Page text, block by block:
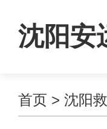
沈阳安
首页 > 沈阳